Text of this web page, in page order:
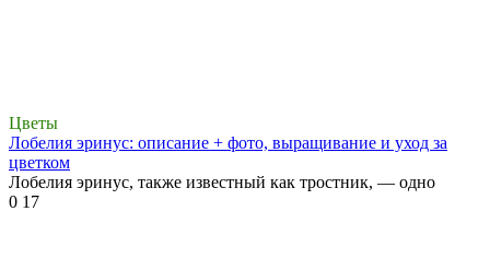
Цветы
Лобелия эринус: описание + фото, выращивание и уход за
цветком
Лобелия эринус, также известный как тростник, — одно
0 17